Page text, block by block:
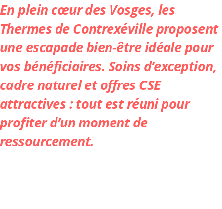
En plein cœur des Vosges, les
Thermes de Contrexévilleproposent
une escapade bien-être idéale pour
vos bénéficiaires. Soins d’exception,
cadre naturel et offres CSE
attractives : tout est réuni pour
profiter d’un moment de
ressourcement.